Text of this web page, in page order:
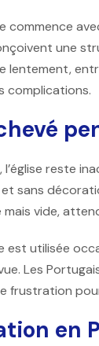
commence
une
lentement,
complications.
reste
sans
vide,
est utilisée
Les
frustration
en